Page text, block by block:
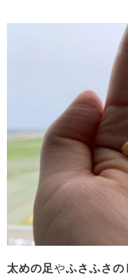
太めの足やふさふさの